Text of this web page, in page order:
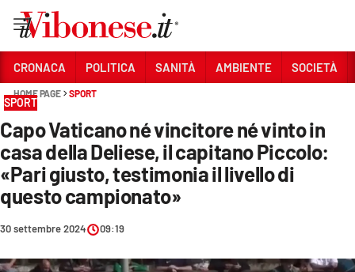
Sezioni
CRONACA
POLITICA
SANITÀ
AMBIENTE
SOCIETÀ
CRONACA POLITICA SANITÀ AMBIENTE SOCIETÀ
HOME PAGE SPORT
SPORT
Capo Vaticano né vincitore né vinto in
casa della Deliese, il capitano Piccolo:
«Pari giusto, testimonia il livello di
questo campionato»
30 settembre 2024 09:19